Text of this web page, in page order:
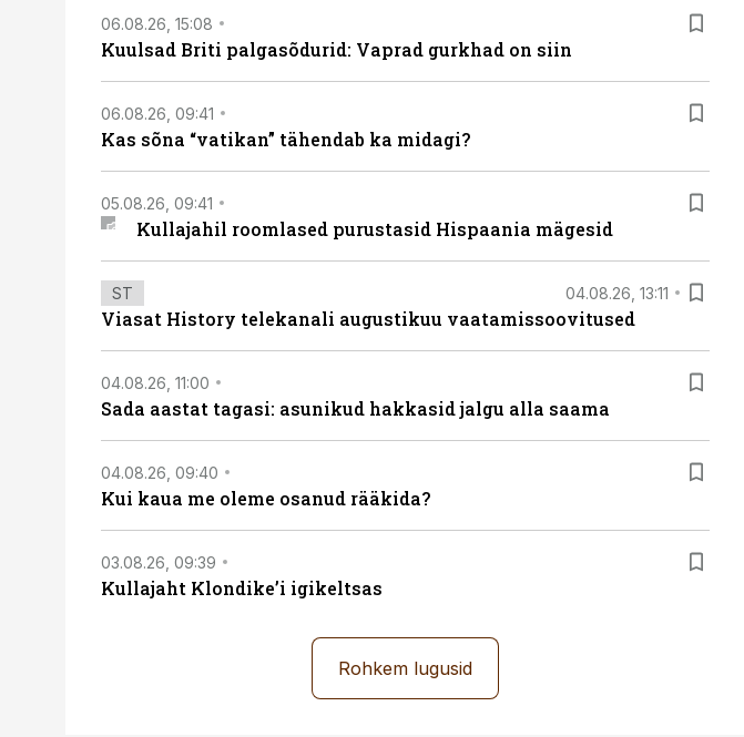
06.08.26, 15:08
Kuulsad Briti palgasõdurid: Vaprad gurkhad on siin
06.08.26, 09:41
Kas sõna “vatikan” tähendab ka midagi?
05.08.26, 09:41
Kullajahil roomlased purustasid Hispaania mägesid
ST 04.08.26, 13:11
Viasat History telekanali augustikuu vaatamissoovitused
04.08.26, 11:00
Sada aastat tagasi: asunikud hakkasid jalgu alla saama
04.08.26, 09:40
Kui kaua me oleme osanud rääkida?
03.08.26, 09:39
Kullajaht Klondike’i igikeltsas
Rohkem lugusid